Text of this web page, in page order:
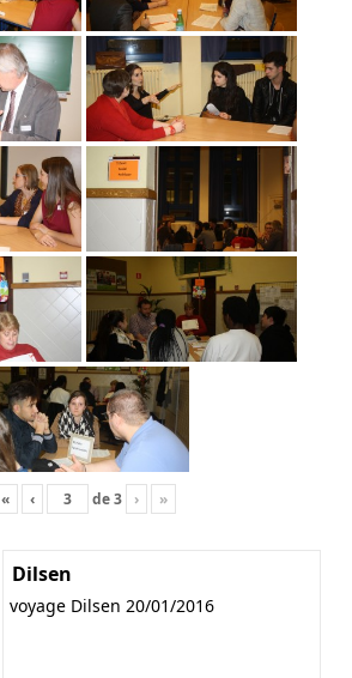
« ‹ de3 › »
Dilsen
voyage Dilsen 20/01/2016